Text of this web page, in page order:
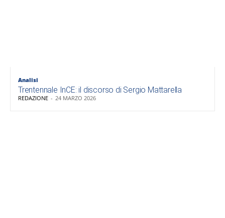
Analisi
Trentennale InCE: il discorso di Sergio Mattarella
REDAZIONE - 24 MARZO 2026